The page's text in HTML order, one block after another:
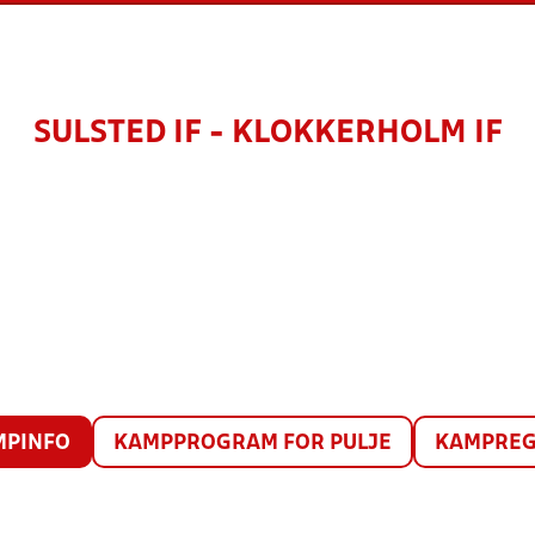
SULSTED IF - KLOKKERHOLM IF
KAMPPROGRAM FOR PULJE